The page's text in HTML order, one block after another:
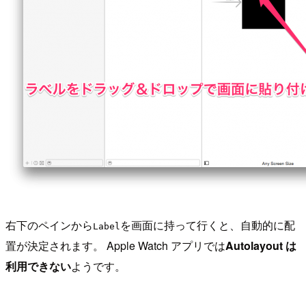
右下のペインから Label を画面に持って行くと、自動的に配
置が決定されます。 Apple Watch アプリではAutolayout は
利用できないようです。